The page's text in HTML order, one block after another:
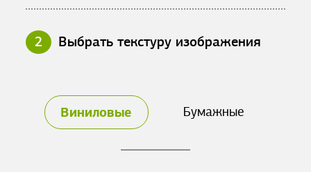
2 Выбрать текстуру изображения
Виниловые Бумажные